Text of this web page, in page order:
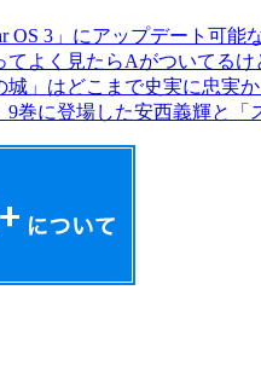
OS 3」にアップデート可能
てよく見たらAがついてるけ
城」はどこまで史実に忠実か
9巻に登場した安西義輝と「